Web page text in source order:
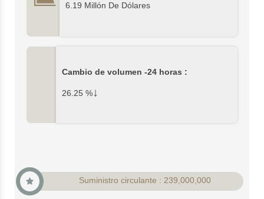
6.19 Millón De Dólares
Cambio de volumen -24 horas :
26.25 %↓
Suministro circulante : 239,000,000